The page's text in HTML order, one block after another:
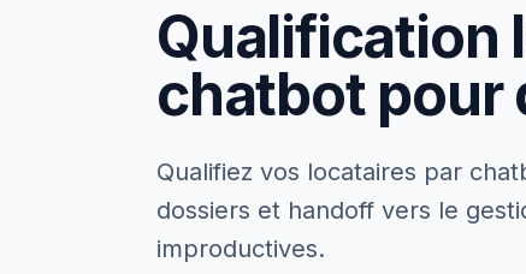
Qualification
chatbot pour
Qualifiez vos locataires par
dossiers et handoff vers le
improductives.